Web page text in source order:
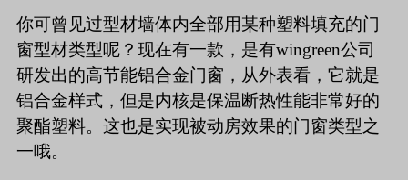
你可曾见过型材墙体内全部用某种塑料填充的门
窗型材类型呢？现在有一款，是有wingreen公司
研发出的高节能铝合金门窗，从外表看，它就是
铝合金样式，但是内核是保温断热性能非常好的
聚酯塑料。这也是实现被动房效果的门窗类型之
一哦。